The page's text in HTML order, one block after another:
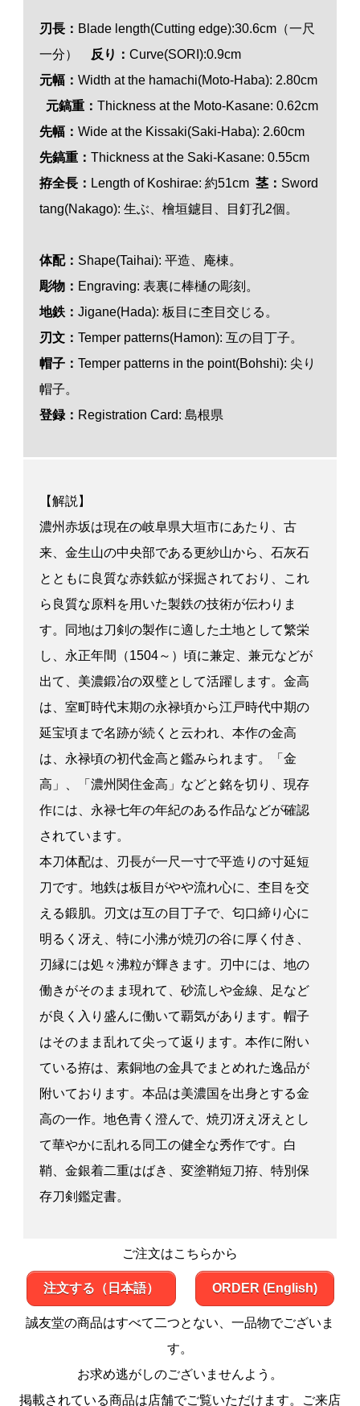
刃長： Blade length(Cutting edge):30.6cm（一尺
一分） 反り： Curve(SORI):0.9cm
元幅： Width at the hamachi(Moto-Haba): 2.80cm
元鎬重： Thickness at the Moto-Kasane: 0.62cm
先幅： Wide at the Kissaki(Saki-Haba): 2.60cm
先鎬重： Thickness at the Saki-Kasane: 0.55cm
拵全長： Length of Koshirae: 約51cm 茎： Sword
tang(Nakago): 生ぶ、檜垣鑢目、目釘孔2個。
体配： Shape(Taihai): 平造、庵棟。
彫物： Engraving: 表裏に棒樋の彫刻。
地鉄： Jigane(Hada): 板目に杢目交じる。
刃文： Temper patterns(Hamon): 互の目丁子。
帽子： Temper patterns in the point(Bohshi): 尖り
帽子。
登録： Registration Card: 島根県
【解説】
濃州赤坂は現在の岐阜県大垣市にあたり、古
来、金生山の中央部である更紗山から、石灰石
とともに良質な赤鉄鉱が採掘されており、これ
ら良質な原料を用いた製鉄の技術が伝わりま
す。同地は刀剣の製作に適した土地として繁栄
し、永正年間（1504～）頃に兼定、兼元などが
出て、美濃鍛冶の双璧として活躍します。金高
は、室町時代末期の永禄頃から江戸時代中期の
延宝頃まで名跡が続くと云われ、本作の金高
は、永禄頃の初代金高と鑑みられます。「金
高」、「濃州関住金高」などと銘を切り、現存
作には、永禄七年の年紀のある作品などが確認
されています。
本刀体配は、刃長が一尺一寸で平造りの寸延短
刀です。地鉄は板目がやや流れ心に、杢目を交
える鍛肌。刃文は互の目丁子で、匂口締り心に
明るく冴え、特に小沸が焼刃の谷に厚く付き、
刃縁には処々沸粒が輝きます。刃中には、地の
働きがそのまま現れて、砂流しや金線、足など
が良く入り盛んに働いて覇気があります。帽子
はそのまま乱れて尖って返ります。本作に附い
ている拵は、素銅地の金具でまとめれた逸品が
附いております。本品は美濃国を出身とする金
高の一作。地色青く澄んで、焼刃冴え冴えとし
て華やかに乱れる同工の健全な秀作です。白
鞘、金銀着二重はばき、変塗鞘短刀拵、特別保
存刀剣鑑定書。
ご注文はこちらから
注文する（日本語） ORDER (English)
誠友堂の商品はすべて二つとない、一品物でございま
す。
お求め逃がしのございませんよう。
掲載されている商品は店舗でご覧いただけます。ご来店